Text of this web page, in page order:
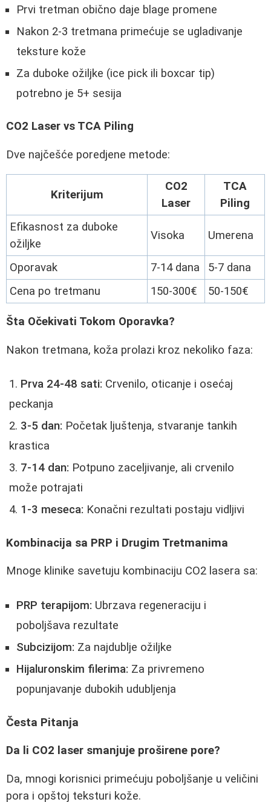
Prvi tretman obično daje blage promene
Nakon 2-3 tretmana primećuje se ugladivanje
teksture kože
Za duboke ožiljke (ice pick ili boxcar tip)
potrebno je 5+ sesija
CO2 Laser vs TCA Piling
Dve najčešće poredjene metode:
Kriterijum
CO2
Laser
TCA
Piling
Efikasnost za duboke
ožiljke
Visoka Umerena
Oporavak 7-14 dana
5-7 dana
Cena po tretmanu
150-300€ 50-150€
Šta Očekivati Tokom Oporavka?
Nakon tretmana, koža prolazi kroz nekoliko faza:
Prva 24-48 sati: Crvenilo, oticanje i osećaj
peckanja
3-5 dan: Početak ljuštenja, stvaranje tankih
krastica
7-14 dan: Potpuno zaceljivanje, ali crvenilo
može potrajati
1-3 meseca: Konačni rezultati postaju vidljivi
Kombinacija sa PRP i Drugim Tretmanima
Mnoge klinike savetuju kombinaciju CO2 lasera sa:
PRP terapijom: Ubrzava regeneraciju i
poboljšava rezultate
Subcizijom: Za najdublje ožiljke
Hijaluronskim filerima: Za privremeno
popunjavanje dubokih udubljenja
Česta Pitanja
Da li CO2 laser smanjuje proširene pore?
Da, mnogi korisnici primećuju poboljšanje u veličini
pora i opštoj teksturi kože.